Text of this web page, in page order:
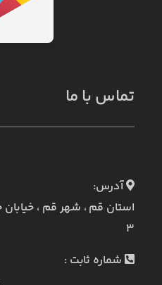
تماس با ما
آدرس:
۳
شماره ثابت :